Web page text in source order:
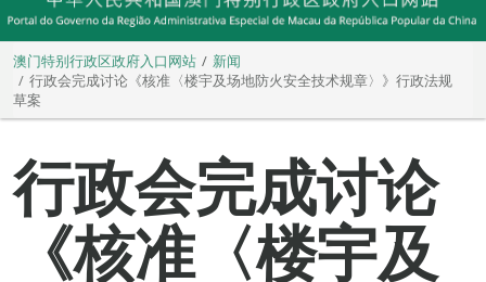
澳门特别行政区政府入口网站
新闻
行政会完成讨论《核准〈楼宇及场地防火安全技术规章〉》行政法规
草案
行政会完成讨论
《核准〈楼宇及